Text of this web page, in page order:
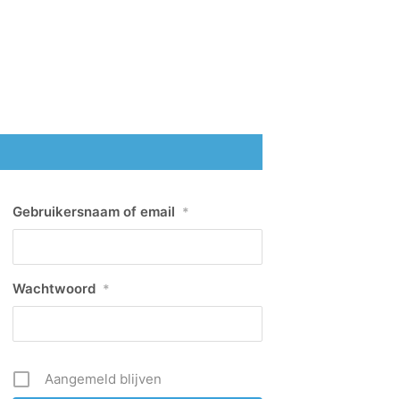
Gebruikersnaam of email *
Wachtwoord *
Aangemeld blijven